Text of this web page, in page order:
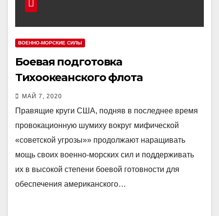
ВОЕННО-МОРСКИЕ СИЛЫ
Боевая подготовка
Тихоокеанского флота
МАЙ 7, 2020
Правящие круги США, подняв в последнее время
провокационную шумиху вокруг мифической
«советской угрозы»» продолжают наращивать
мощь своих военно-морских сил и поддерживать
их в высокой степени боевой готовности для
обеспечения американского…